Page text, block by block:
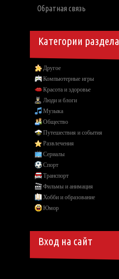
Обратная связь
Категории раздела
Другое
Компьютерные игры
Красота и здоровье
Люди и блоги
Музыка
Общество
Путешествия и события
Развлечения
Сериалы
Спорт
Транспорт
Фильмы и анимация
Хобби и образование
Юмор
Вход на сайт